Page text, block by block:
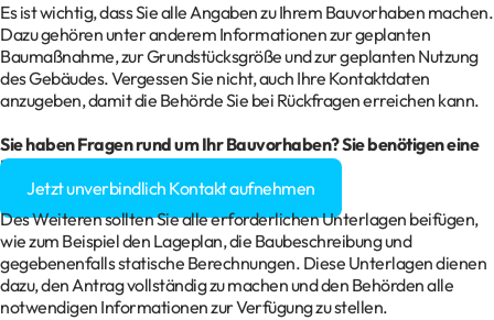
Es ist wichtig, dass Sie alle Angaben zu Ihrem Bauvorhaben machen.
Dazu gehören unter anderem Informationen zur geplanten
Baumaßnahme, zur Grundstücksgröße und zur geplanten Nutzung
des Gebäudes. Vergessen Sie nicht, auch Ihre Kontaktdaten
anzugeben, damit die Behörde Sie bei Rückfragen erreichen kann.
Sie haben Fragen rund um Ihr Bauvorhaben? Sie benötigen eine
Baugenehmigung?
Jetzt unverbindlich Kontakt aufnehmen
Des Weiteren sollten Sie alle erforderlichen Unterlagen beifügen,
wie zum Beispiel den Lageplan, die Baubeschreibung und
gegebenenfalls statische Berechnungen. Diese Unterlagen dienen
dazu, den Antrag vollständig zu machen und den Behörden alle
notwendigen Informationen zur Verfügung zu stellen.